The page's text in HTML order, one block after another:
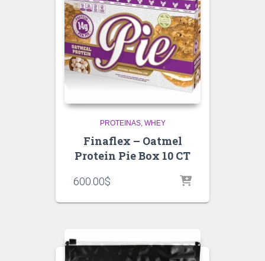
PROTEINAS WHEY
Finaflex – Oatmel
Protein Pie Box 10 CT
600.00$